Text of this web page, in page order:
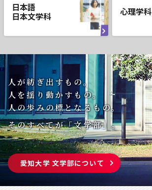
日本語
日本文学科 心理学科
人が紡ぎ出すもの。
人を揺り動かすもの。
人の歩みの標となるもの。
そのすべてが「文学部」。
愛知大学 文学部について